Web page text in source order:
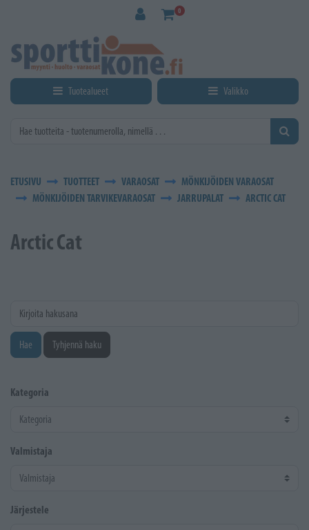
0
Tuotealueet Valikko
ETUSIVU TUOTTEET VARAOSAT
MÖNKIJÖIDEN VARAOSAT
MÖNKIJÖIDEN TARVIKEVARAOSAT
JARRUPALAT ARCTIC CAT
Arctic Cat
Kirjoita hakusana
Hae Tyhjennä haku
Kategoria
Valmistaja
Järjestele